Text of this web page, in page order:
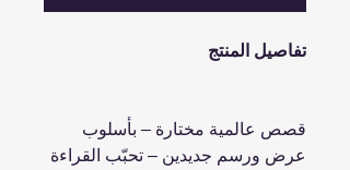
تفاصيل المنتج
قصص عالمية مختارة – بأسلوب
عرض ورسم جديدين – تحبّب القراءة